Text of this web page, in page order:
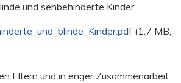
und sehbehinderte Kinder
(1.7 MB,
Eltern und in enger Zusammenarbeit